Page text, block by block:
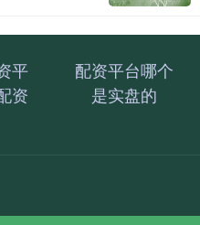
平
资
配资平台哪个
是实盘的